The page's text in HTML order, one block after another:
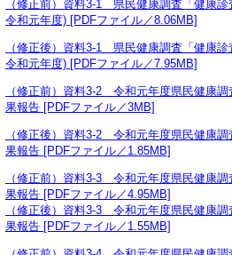
（修正前）資料3-1 県民健康調査「健康
令和元年度) [PDFファイル／8.06MB]
（修正後）資料3-1 県民健康調査「健康
令和元年度) [PDFファイル／7.95MB]
（修正前）資料3-2 令和元年度県民健康
果報告 [PDFファイル／3MB]
（修正後）資料3-2 令和元年度県民健康
果報告 [PDFファイル／1.85MB]
（修正前）資料3-3 令和元年度県民健康
果報告 [PDFファイル／4.95MB]
（修正後）資料3-3 令和元年度県民健康
果報告 [PDFファイル／1.55MB]